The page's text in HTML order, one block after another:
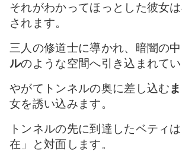
それがわかってほっとした彼女は
されます。
三人の修道士に導かれ、暗闇の
ルのような空間へ引き込まれてい
やがてトンネルの奥に差し込む
女を誘い込みます。
トンネルの先に到達したベティ
在」と対面します。